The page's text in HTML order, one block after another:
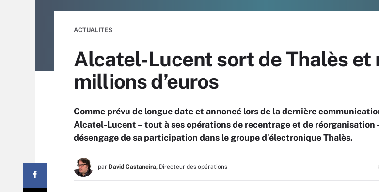
ACTUALITES
Alcatel-Lucent sort de Thalès et
millions d’euros
Comme prévu de longue date et annoncé lors de la dernière
Alcatel-Lucent – tout à ses opérations de recentrage et de réorganisation
désengage de sa participation dans le groupe d’électronique Thalès.
par David Castaneira, Directeur des opérations